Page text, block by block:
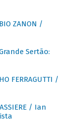
ZANON /
Sertão:
FERRAGUTTI /
/ Ian